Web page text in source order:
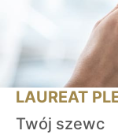
LAUREAT
Twój szewc